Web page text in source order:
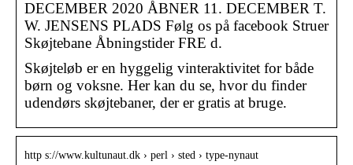
DECEMBER 2020 ÅBNER 11. DECEMBER T.
W. JENSENS PLADS Følg os på facebook Struer
Skøjtebane Åbningstider FRE d.
Skøjteløb er en hyggelig vinteraktivitet for både
børn og voksne. Her kan du se, hvor du finder
udendørs skøjtebaner, der er gratis at bruge.
http s://www.kultunaut.dk › perl › sted › type-nynaut